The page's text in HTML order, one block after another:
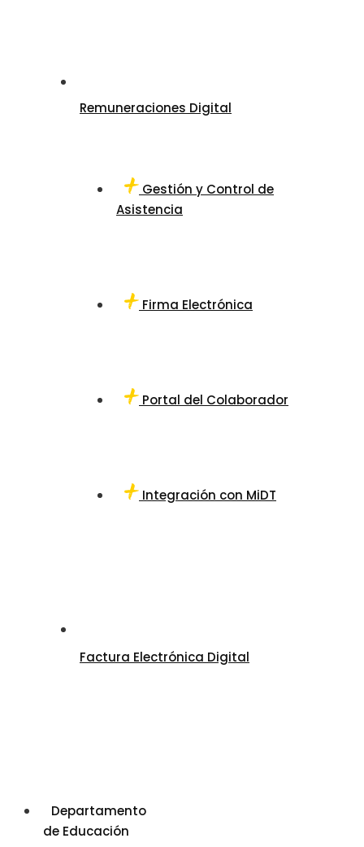
Remuneraciones Digital
Gestión y Control de
Asistencia
Firma Electrónica
Portal del Colaborador
Integración con MiDT
Factura Electrónica Digital
Departamento
de Educación